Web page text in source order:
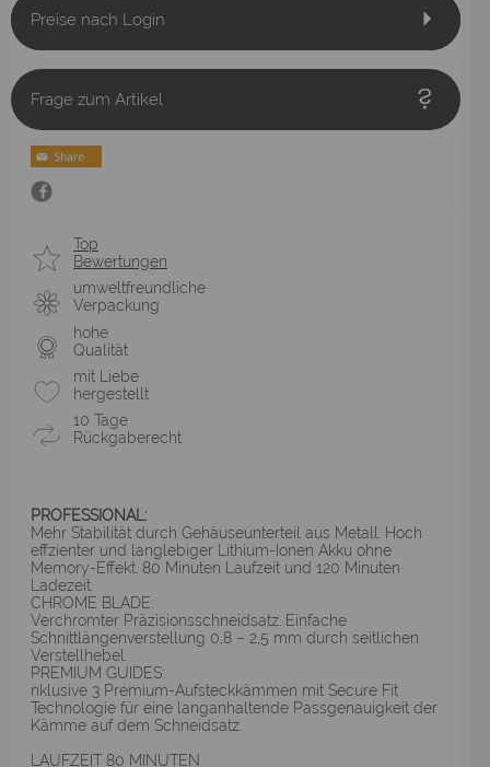
Preise nach Login
Frage zum Artikel
Top
Bewertungen
umweltfreundliche
Verpackung
hohe
Qualität
mit Liebe
hergestellt
10 Tage
Rückgaberecht
PROFESSIONAL:
Mehr Stabilität durch Gehäuseunterteil aus Metall. Hoch
effzienter und langlebiger Lithium-Ionen Akku ohne
Memory-Effekt. 80 Minuten Laufzeit und 120 Minuten
Ladezeit.
CHROME BLADE:
Verchromter Präzisionsschneidsatz. Einfache
Schnittlängenverstellung 0,8 – 2,5 mm durch seitlichen
Verstellhebel.
PREMIUM GUIDES:
nklusive 3 Premium-Aufsteckkämmen mit Secure Fit
Technologie für eine langanhaltende Passgenauigkeit der
Kämme auf dem Schneidsatz.
LAUFZEIT 80 MINUTEN